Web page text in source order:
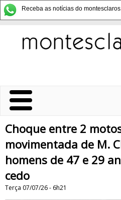
Receba as notícias do
Choque entre 2
movimentada de M.
homens de 47 e 29
cedo
Terça 07/07/26 - 6h21